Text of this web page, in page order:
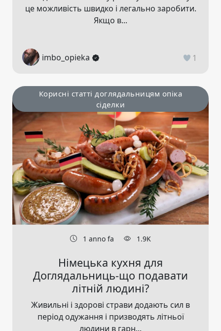
це можливість швидко і легально заробити.
Якщо в...
imbo_opieka 1
Корисні статті доглядальницям опіка
сіделки
1 anno fa 1.9K
Німецька кухня для
Доглядальниць-що подавати
літній людині?
Живильні і здорові страви додають сил в
період одужання і призводять літньої
людини в гарн...